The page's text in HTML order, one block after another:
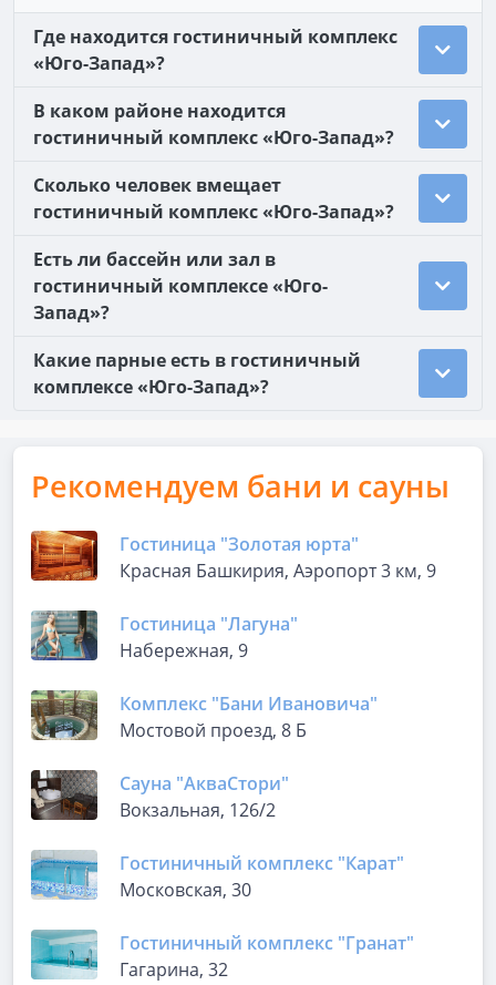
Где находится гостиничный комплекс
«Юго-Запад»?
В каком районе находится
гостиничный комплекс «Юго-Запад»?
Сколько человек вмещает
гостиничный комплекс «Юго-Запад»?
Есть ли бассейн или зал в
гостиничный комплексе «Юго-
Запад»?
Какие парные есть в гостиничный
комплексе «Юго-Запад»?
Рекомендуем бани и сауны
Гостиница "Золотая юрта"
Красная Башкирия, Аэропорт 3 км, 9
Гостиница "Лагуна"
Набережная, 9
Комплекс "Бани Ивановича"
Мостовой проезд, 8 Б
Сауна "АкваСтори"
Вокзальная, 126/2
Гостиничный комплекс "Карат"
Московская, 30
Гостиничный комплекс "Гранат"
Гагарина, 32